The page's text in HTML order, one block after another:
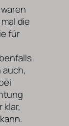
die
für
auch,
klar,